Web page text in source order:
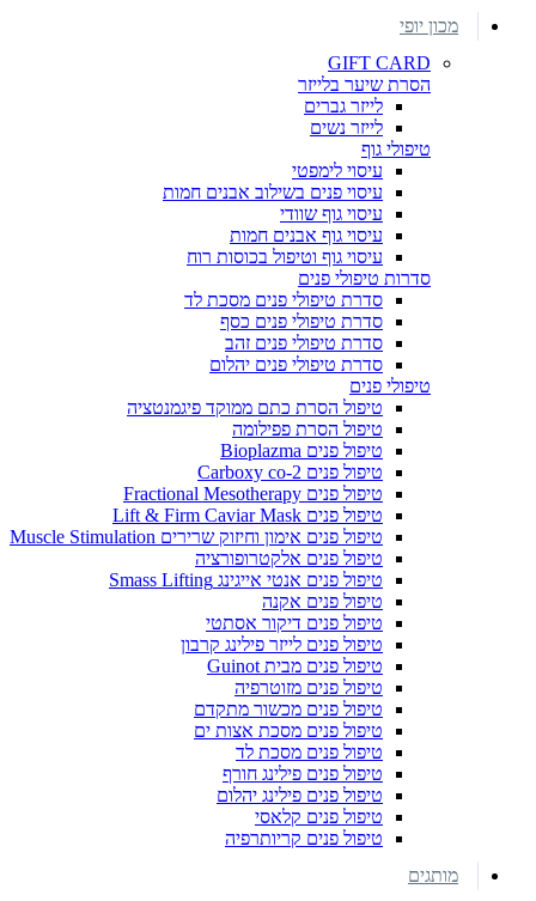
מכון יופי
GIFT CARD
הסרת שיער בלייזר
לייזר גברים
לייזר נשים
טיפולי גוף
עיסוי לימפטי
עיסוי פנים בשילוב אבנים חמות
עיסוי גוף שוודי
עיסוי גוף אבנים חמות
עיסוי גוף וטיפול בכוסות רוח
סדרות טיפולי פנים
סדרת טיפולי פנים מסכת לד
סדרת טיפולי פנים כסף
סדרת טיפולי פנים זהב
סדרת טיפולי פנים יהלום
טיפולי פנים
טיפול הסרת כתם ממוקד פיגמנטציה
טיפול הסרת פפילומה
טיפול פנים Bioplazma
טיפול פנים Carboxy co-2
טיפול פנים Fractional Mesotherapy
טיפול פנים Lift & Firm Caviar Mask
טיפול פנים אימון וחיזוק שרירים Muscle Stimulation
טיפול פנים אלקטרופורציה
טיפול פנים אנטי אייגינג Smass Lifting
טיפול פנים אקנה
טיפול פנים דיקור אסתטי
טיפול פנים לייזר פילינג קרבון
טיפול פנים מבית Guinot
טיפול פנים מזוטרפיה
טיפול פנים מכשור מתקדם
טיפול פנים מסכת אצות ים
טיפול פנים מסכת לד
טיפול פנים פילינג חורף
טיפול פנים פילינג יהלום
טיפול פנים קלאסי
טיפול פנים קריותרפיה
מותגים